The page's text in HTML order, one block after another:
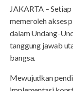
JAKARTA –
memeroleh akses
dalam Undang-
tanggung jawab
bangsa.
Mewujudkan